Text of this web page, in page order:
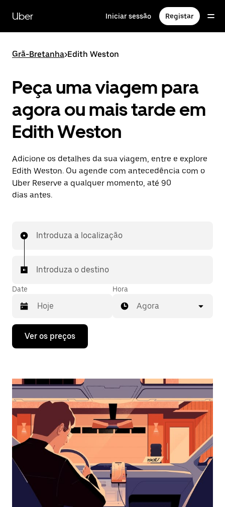
para
conteúdo
Uber Iniciar sessão Registar
Grã-Bretanha>Edith Weston
Peça uma viagem para
agora ou mais tarde em
Edith Weston
Adicione os detalhes da sua viagem, entre e explore
Edith Weston. Ou agende com antecedência com o
Uber Reserve a qualquer momento, até 90
dias antes.
Introduza a localização
Introduza o destino
Date
Prima
tecla
interagir
o
calendário
selecionar
uma
data.
Prima
o
botão
Hora
Agora
Ver os preços